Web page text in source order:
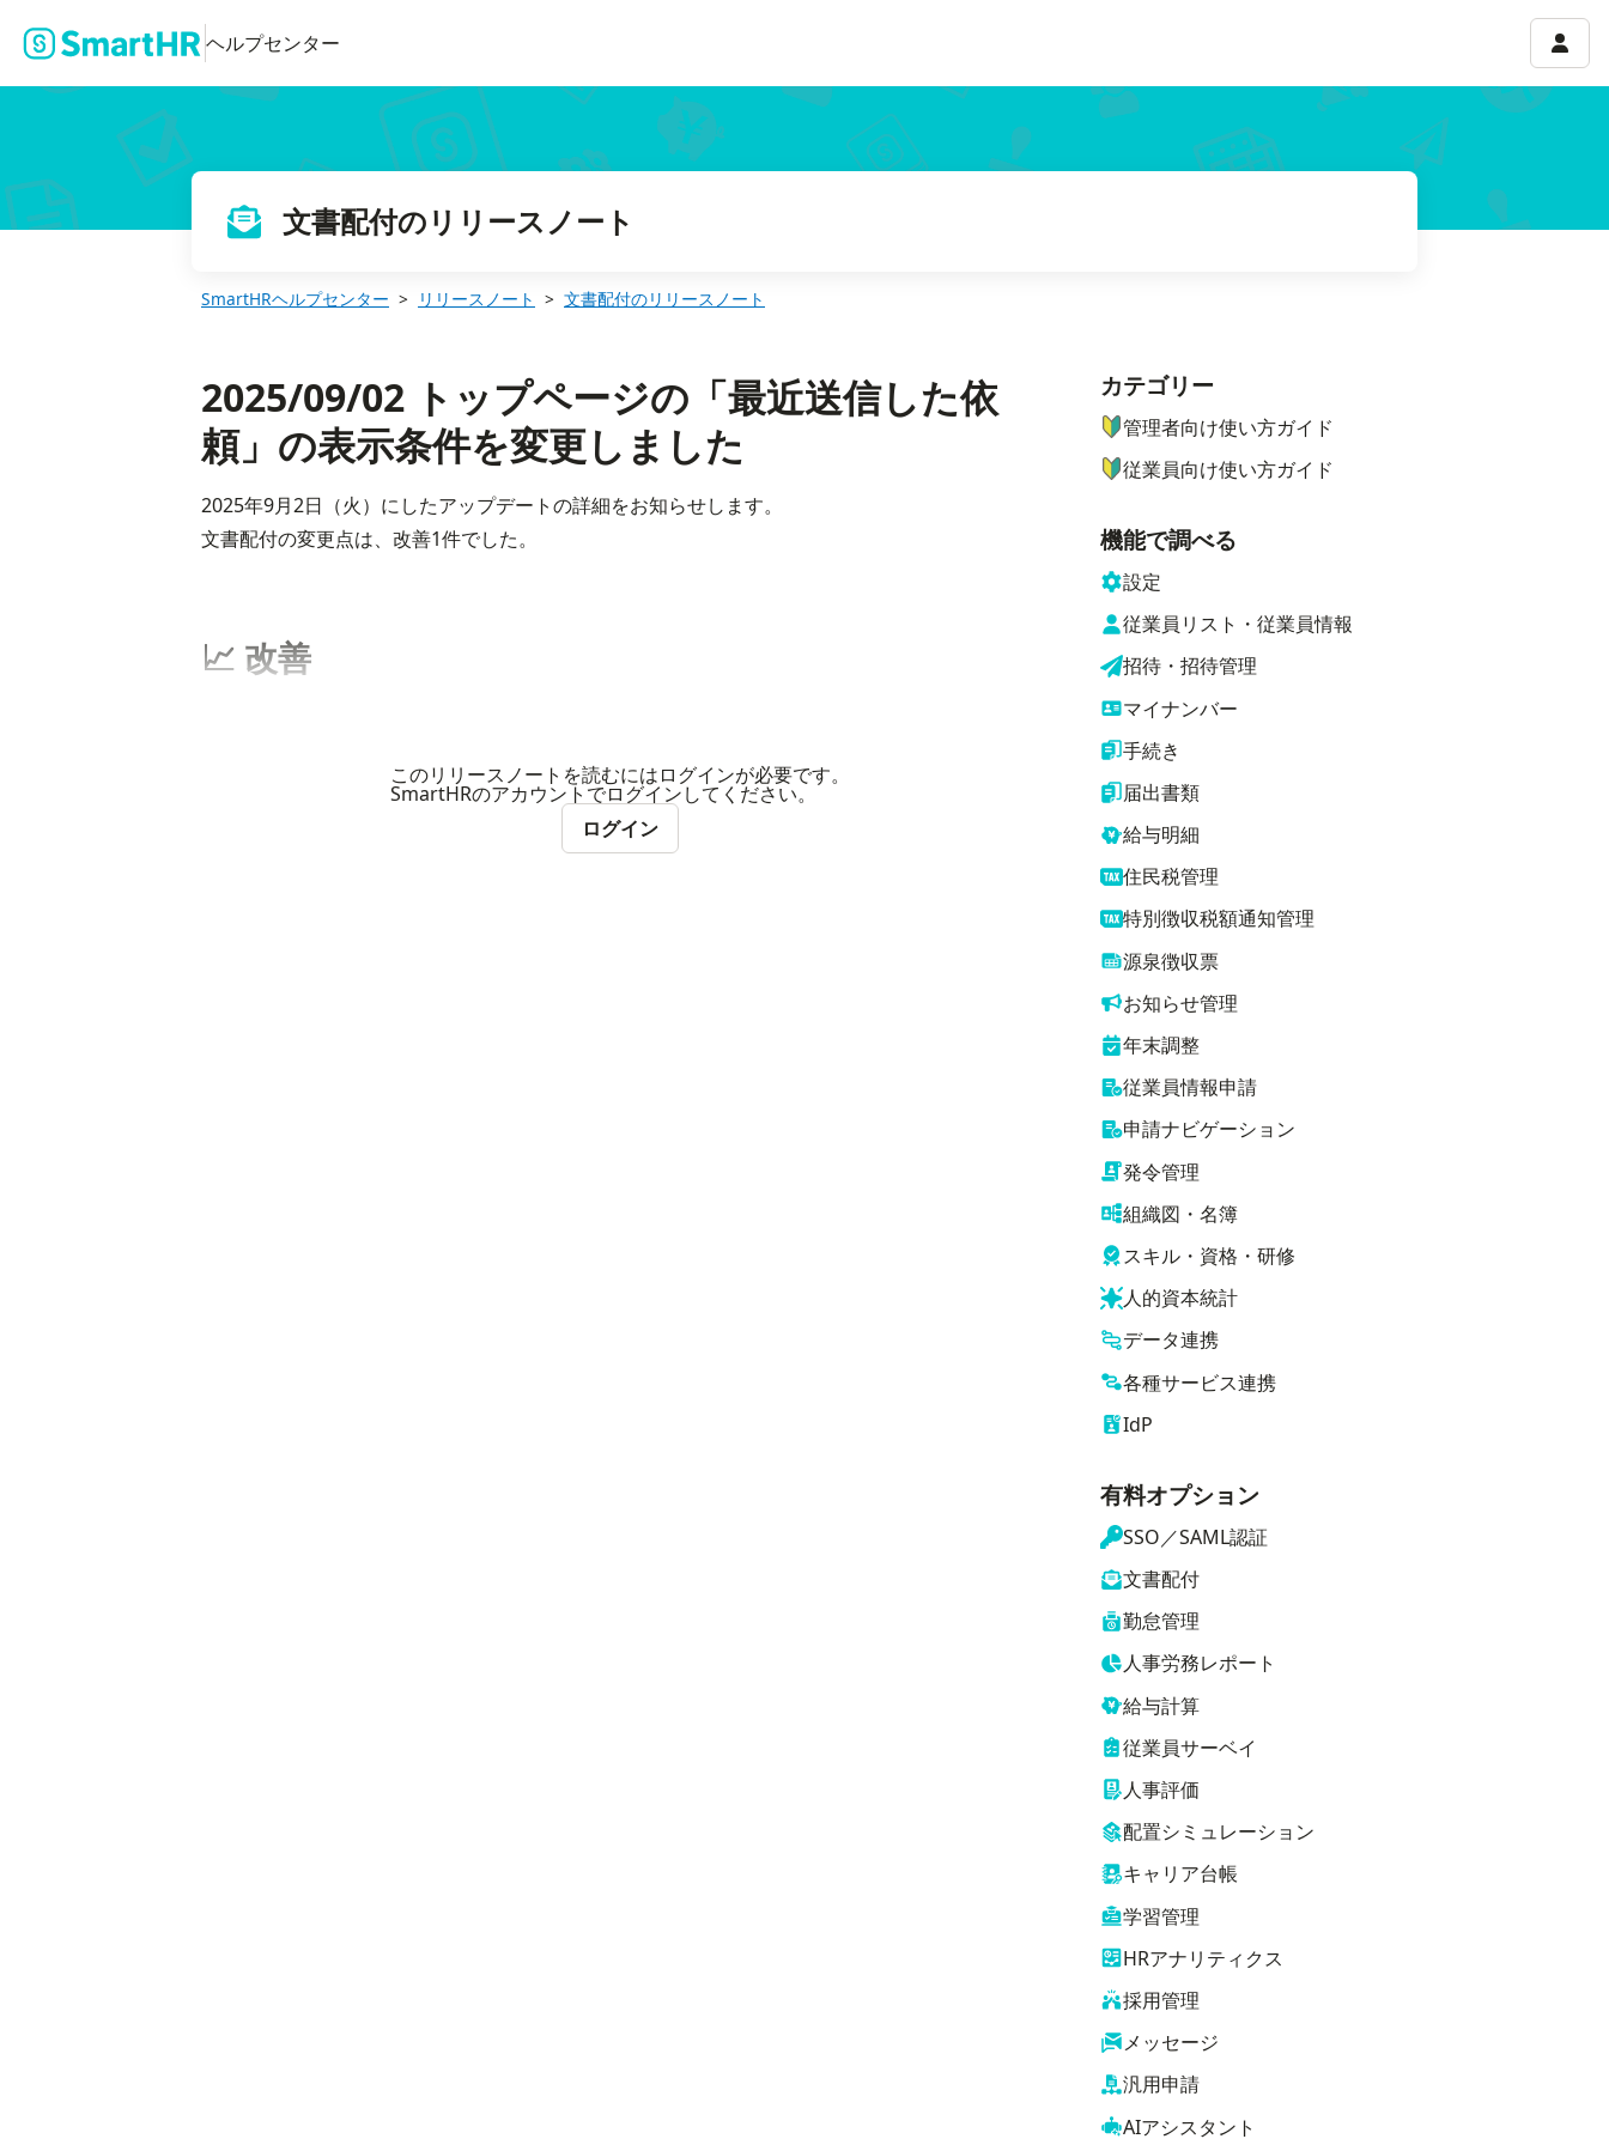
ヘルプセンター アカ
文書配付のリリースノート
SmartHRヘルプセンター リリースノート 文書配付のリリースノート
2025/09/02 トップページの「最近送信した依
頼」の表示条件を変更しました
2025年9月2日（火）にしたアップデートの詳細をお知らせします。
文書配付の変更点は、改善1件でした。
📈 改善
このリリースノートを読むにはログインが必要です。
SmartHRのアカウントでログインしてください。
ログイン
ナビゲーションメニュー
カテゴリー
管理者向け使い方ガイド
従業員向け使い方ガイド
機能で調べる
設定
従業員リスト・従業員情報
招待・招待管理
マイナンバー
手続き
届出書類
給与明細
住民税管理
特別徴収税額通知管理
源泉徴収票
お知らせ管理
年末調整
従業員情報申請
申請ナビゲーション
発令管理
組織図・名簿
スキル・資格・研修
人的資本統計
データ連携
各種サービス連携
IdP
有料オプション
SSO／SAML認証
文書配付
勤怠管理
人事労務レポート
給与計算
従業員サーベイ
人事評価
配置シミュレーション
キャリア台帳
学習管理
HRアナリティクス
採用管理
メッセージ
汎用申請
AIアシスタント